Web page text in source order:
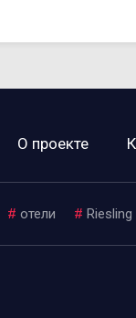
О проекте
# отели #